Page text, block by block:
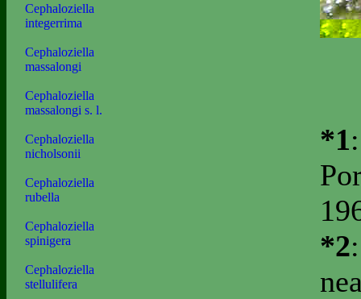
Cephaloziella
integerrima
Cephaloziella
massalongi
Cephaloziella
massalongi s. l.
Cephaloziella
nicholsonii
Cephaloziella
rubella
Cephaloziella
spinigera
Cephaloziella
stellulifera
*1
*2